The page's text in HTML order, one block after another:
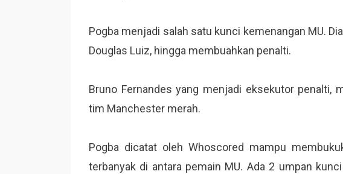
Pogba menjadi salah satu kunci kemenangan MU.
Douglas Luiz, hingga membuahkan penalti.
Bruno Fernandes yang menjadi eksekutor penalti,
tim Manchester merah.
Pogba dicatat oleh Whoscored mampu
terbanyak di antara pemain MU. Ada 2 umpan